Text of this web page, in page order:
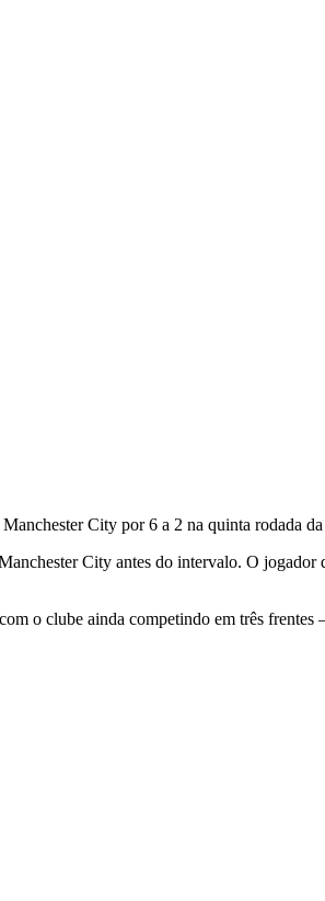
City por 6 a 2 na quinta rodada
City antes do intervalo. O
o clube ainda competindo em três